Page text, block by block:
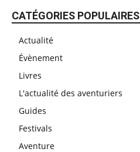
CATÉGORIES POPULAIRES
Actualité
Évènement
Livres
L'actualité des aventuriers
Guides
Festivals
Aventure